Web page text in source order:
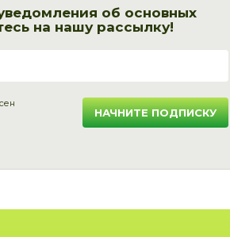
об основных
на нашу рассылку!
НАЧНИТЕ ПОДПИСКУ